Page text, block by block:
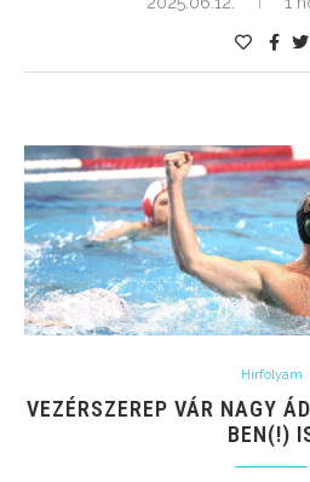
Hírfolyam
VEZÉRSZEREP VÁR NAGY
BEN(!)